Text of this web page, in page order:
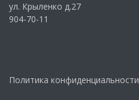
ул. Крыленко д.27
904-70-11
Политика конфиденциальности